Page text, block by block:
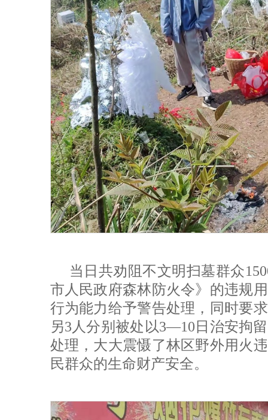
当日共劝阻不文明扫墓群众
市人民政府森林防火令》的违规
行为能力给予警告处理，同时要
另3人分别被处以3—10日治安拘
处理，大大震慑了林区野外用火
民群众的生命财产安全。